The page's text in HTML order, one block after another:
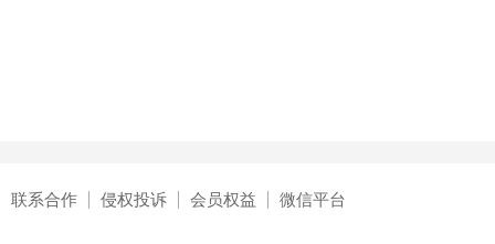
联系合作 侵权投诉 会员权益 微信平台